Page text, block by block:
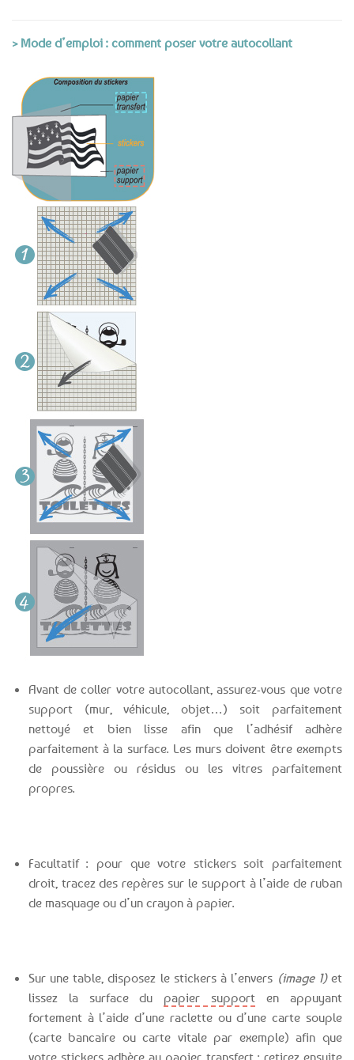
> Mode d’emploi : comment poser votre autocollant
Avant de coller votre autocollant, assurez-vous que votre
support (mur, véhicule, objet…) soit parfaitement
nettoyé et bien lisse afin que l’adhésif adhère
parfaitement à la surface. Les murs doivent être exempts
de poussière ou résidus ou les vitres parfaitement
propres.
Facultatif : pour que votre stickers soit parfaitement
droit, tracez des repères sur le support à l’aide de ruban
de masquage ou d’un crayon à papier.
Sur une table, disposez le stickers à l’envers (image 1)et
lissez la surface du papier support en appuyant
fortement à l’aide d’une raclette ou d’une carte souple
(carte bancaire ou carte vitale par exemple) afin que
votre stickers adhère au papier transfert: retirez ensuite